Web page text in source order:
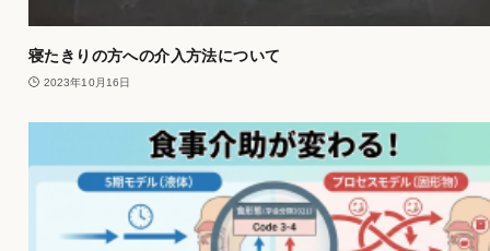
寝たきりの方への介入方法について
2023年10月16日